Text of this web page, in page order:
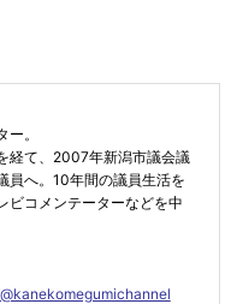
。
経て、2007年新潟市議会議
員へ。10年間の議員生活を
ビコメンテーターなどを中